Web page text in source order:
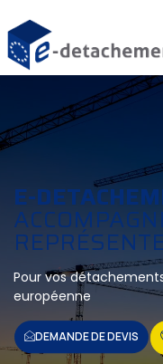
E-
REPRÉSENTE
Pour vos
européenne
DEMANDE DE DEVIS